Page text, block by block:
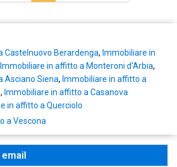
Castelnuovo Berardenga, Immobiliare in
Immobiliare in affitto a Monteroni d'Arbia,
Asciano Siena, Immobiliare in affitto a
, Immobiliare in affitto a Casanova
in affitto a Querciolo
a Vescona